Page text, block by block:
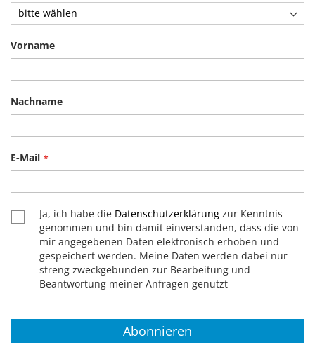
Vorname
Nachname
E-Mail
Ja, ich habe die Datenschutzerklärung zur Kenntnis
genommen und bin damit einverstanden, dass die von
mir angegebenen Daten elektronisch erhoben und
gespeichert werden. Meine Daten werden dabei nur
streng zweckgebunden zur Bearbeitung und
Beantwortung meiner Anfragen genutzt
Abonnieren